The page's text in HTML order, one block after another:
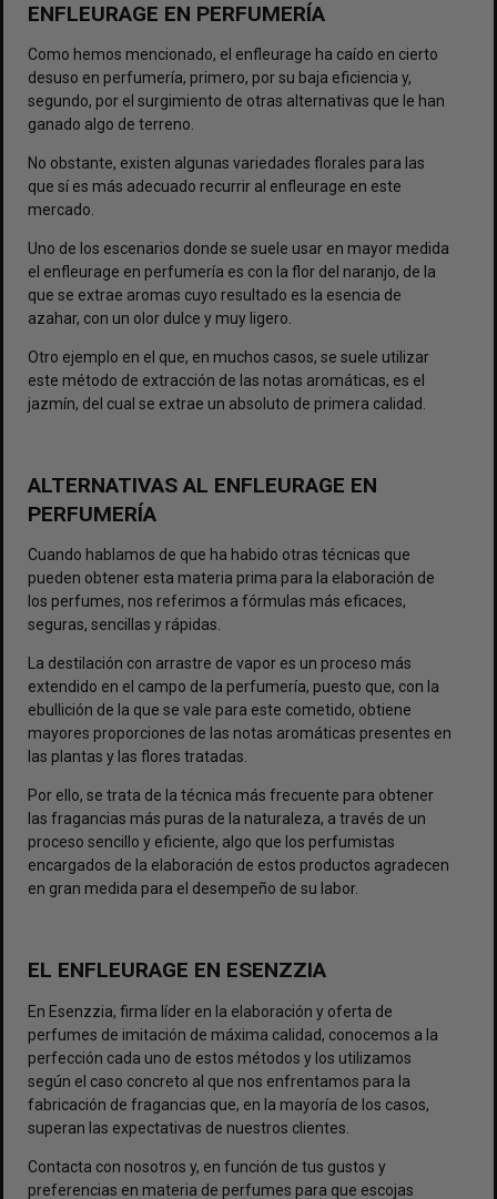
ENFLEURAGE EN PERFUMERÍA
Como hemos mencionado, el enfleurage ha caído en cierto
desuso en perfumería, primero, por su baja eficiencia y,
segundo, por el surgimiento de otras alternativas que le han
ganado algo de terreno.
No obstante, existen algunas variedades florales para las
que sí es más adecuado recurrir al enfleurage en este
mercado.
Uno de los escenarios donde se suele usar en mayor medida
el enfleurage en perfumería es con la flor del naranjo, de la
que se extrae aromas cuyo resultado es la esencia de
azahar, con un olor dulce y muy ligero.
Otro ejemplo en el que, en muchos casos, se suele utilizar
este método de extracción de las notas aromáticas, es el
jazmín, del cual se extrae un absoluto de primera calidad.
ALTERNATIVAS AL ENFLEURAGE EN
PERFUMERÍA
Cuando hablamos de que ha habido otras técnicas que
pueden obtener esta materia prima para la elaboración de
los perfumes, nos referimos a fórmulas más eficaces,
seguras, sencillas y rápidas.
La destilación con arrastre de vapor es un proceso más
extendido en el campo de la perfumería, puesto que, con la
ebullición de la que se vale para este cometido, obtiene
mayores proporciones de las notas aromáticas presentes en
las plantas y las flores tratadas.
Por ello, se trata de la técnica más frecuente para obtener
las fragancias más puras de la naturaleza, a través de un
proceso sencillo y eficiente, algo que los perfumistas
encargados de la elaboración de estos productos agradecen
en gran medida para el desempeño de su labor.
EL ENFLEURAGE EN ESENZZIA
En Esenzzia, firma líder en la elaboración y oferta de
perfumes de imitación de máxima calidad, conocemos a la
perfección cada uno de estos métodos y los utilizamos
según el caso concreto al que nos enfrentamos para la
fabricación de fragancias que, en la mayoría de los casos,
superan las expectativas de nuestros clientes.
Contacta con nosotros y, en función de tus gustos y
preferencias en materia de perfumes para que escojas